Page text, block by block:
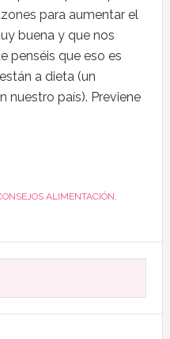
para aumentar el
buena y que nos
penséis que eso es
a dieta (un
nuestro país). Previene
ALIMENTACIÓN,